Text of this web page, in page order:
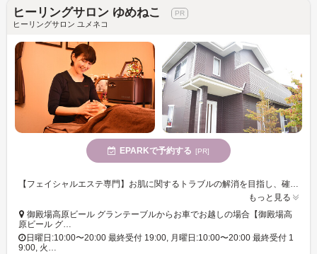
ヒーリングサロン ゆめねこ
ヒーリングサロン ユメネコ
EPARKで予約する [PR]
【フェイシャルエステ専門】お肌に関するトラブルの解消を目指し、確かな技術で丁寧に施術いたします。ゆったり過ごせる完全個室のなか、至福のひとときをご堪能ください。
もっと見る
御殿場高原ビール グランテーブルからお車でお越しの場合【御殿場高
原ビール グ…
日曜日:10:00〜20:00 最終受付 19:00, 月曜日:10:00〜20:00 最終受付 1
9:00, 火…